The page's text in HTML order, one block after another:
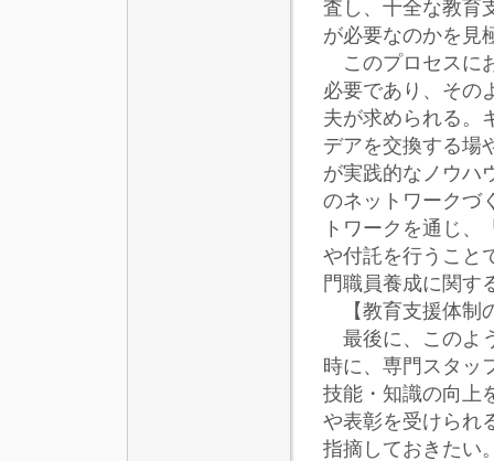
査し、十全な教育
が必要なのかを見
このプロセスに
必要であり、その
夫が求められる。
デアを交換する場
が実践的なノウハ
のネットワークづ
トワークを通じ
や付託を行うこと
門職員養成に関す
【教育支援体制
最後に、このよ
時に、専門スタッ
技能・知識の向上
や表彰を受けられ
指摘しておきたい